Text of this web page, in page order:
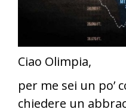
Ciao Olimpia,
per me sei un po’
chiedere un